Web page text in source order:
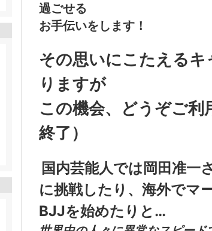
過ごせる
お手伝いをします！
その思いにこたえる
りますが
この機会、どうぞご
終了）
国内芸能人では岡田准一
に挑戦したり、海外でマ
BJJを始めたりと…